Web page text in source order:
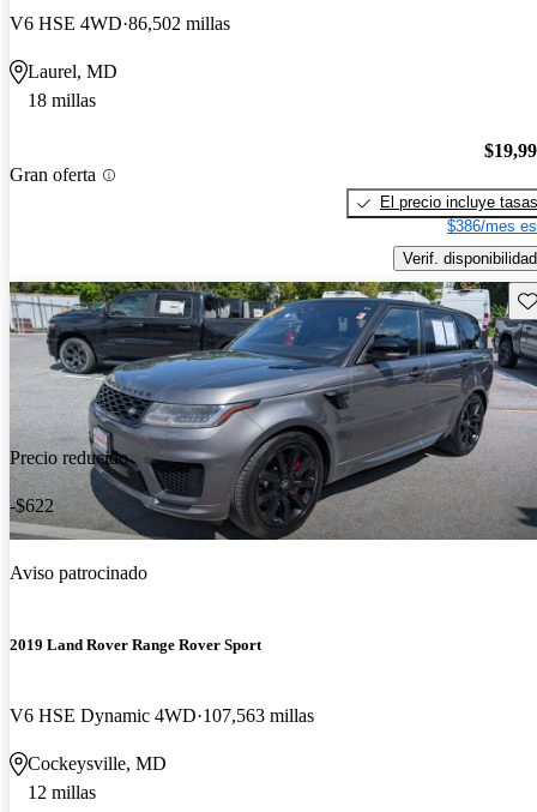
V6 HSE 4WD 86,502 millas
Laurel, MD
18 millas
Gran oferta
El precio incluye tasas
$386/mes
Verif. disponibilidad
Precio reducido
-$622
Aviso patrocinado
2019 Land Rover Range Rover Sport
V6 HSE Dynamic 4WD 107,563 millas
Cockeysville, MD
12 millas